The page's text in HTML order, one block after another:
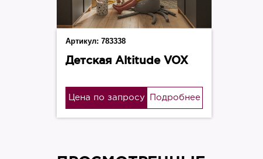
Артикул: 783338
Детская Altitude VOX
Цена по запросу Подробнее